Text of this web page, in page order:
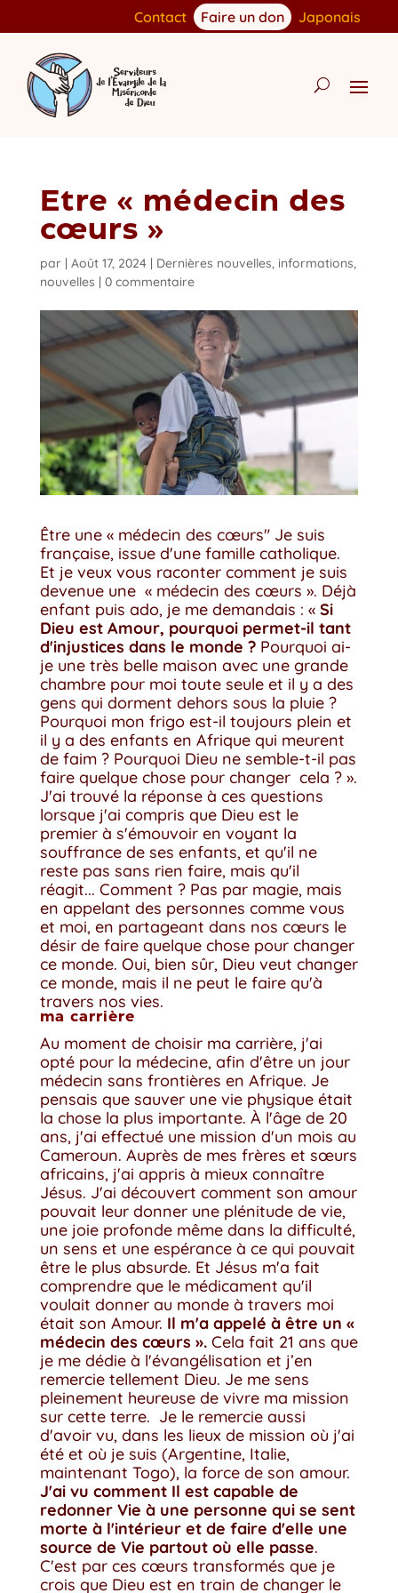
Contact Faire un don Japonais
Etre « médecin des
cœurs »
par Août 17, 2024 Dernières nouvelles, informations,
nouvelles
0 commentaire
Être une « médecin des cœurs" Je suis
française, issue d'une famille catholique.
Et je veux vous raconter comment je suis
devenue une « médecin des cœurs ». Déjà
enfant puis ado, je me demandais : « Si
Dieu est Amour, pourquoi permet-il tant
d'injustices dans le monde ?Pourquoi ai-
je une très belle maison avec une grande
chambre pour moi toute seule et il y a des
gens qui dorment dehors sous la pluie ?
Pourquoi mon frigo est-il toujours plein et
il y a des enfants en Afrique qui meurent
de faim ? Pourquoi Dieu ne semble-t-il pas
faire quelque chose pour changer cela ? ».
J'ai trouvé la réponse à ces questions
lorsque j'ai compris que Dieu est le
premier à s'émouvoir en voyant la
souffrance de ses enfants, et qu'il ne
reste pas sans rien faire, mais qu'il
réagit... Comment ? Pas par magie, mais
en appelant des personnes comme vous
et moi, en partageant dans nos cœurs le
désir de faire quelque chose pour changer
ce monde. Oui, bien sûr, Dieu veut changer
ce monde, mais il ne peut le faire qu'à
travers nos vies.
ma carrière
Au moment de choisir ma carrière, j'ai
opté pour la médecine, afin d'être un jour
médecin sans frontières en Afrique. Je
pensais que sauver une vie physique était
la chose la plus importante. À l'âge de 20
ans, j'ai effectué une mission d'un mois au
Cameroun. Auprès de mes frères et sœurs
africains, j'ai appris à mieux connaître
Jésus. J'ai découvert comment son amour
pouvait leur donner une plénitude de vie,
une joie profonde même dans la difficulté,
un sens et une espérance à ce qui pouvait
être le plus absurde. Et Jésus m'a fait
comprendre que le médicament qu'il
voulait donner au monde à travers moi
était son Amour. Il m'a appelé à être un «
médecin des cœurs ».Cela fait 21 ans que
je me dédie à l'évangélisation et j’en
remercie tellement Dieu. Je me sens
pleinement heureuse de vivre ma mission
sur cette terre. Je le remercie aussi
d'avoir vu, dans les lieux de mission où j'ai
été et où je suis (Argentine, Italie,
maintenant Togo), la force de son amour.
J'ai vu comment Il est capable de
redonner Vie à une personne qui se sent
morte à l'intérieur et de faire d'elle une
source de Vie partout où elle passe.
C'est par ces cœurs transformés que je
crois que Dieu est en train de changer le